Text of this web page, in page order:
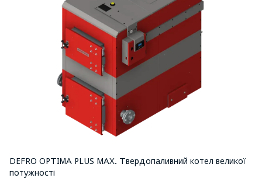
DEFRO OPTIMA PLUS MAX. Твердопаливний котел великої
потужності